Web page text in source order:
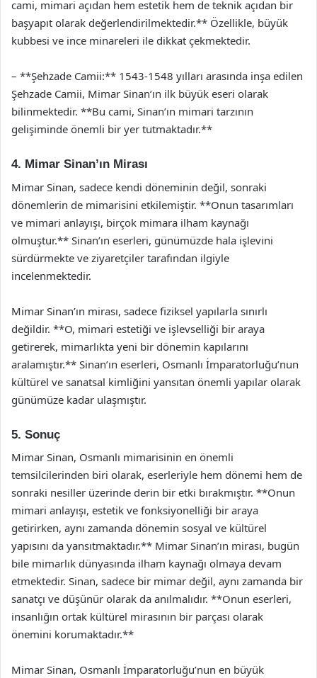
cami, mimari açıdan hem estetik hem de teknik açıdan bir
başyapıt olarak değerlendirilmektedir.** Özellikle, büyük
kubbesi ve ince minareleri ile dikkat çekmektedir.
– **Şehzade Camii:** 1543-1548 yılları arasında inşa edilen
Şehzade Camii, Mimar Sinan’ın ilk büyük eseri olarak
bilinmektedir. **Bu cami, Sinan’ın mimari tarzının
gelişiminde önemli bir yer tutmaktadır.**
4. Mimar Sinan’ın Mirası
Mimar Sinan, sadece kendi döneminin değil, sonraki
dönemlerin de mimarisini etkilemiştir. **Onun tasarımları
ve mimari anlayışı, birçok mimara ilham kaynağı
olmuştur.** Sinan’ın eserleri, günümüzde hala işlevini
sürdürmekte ve ziyaretçiler tarafından ilgiyle
incelenmektedir.
Mimar Sinan’ın mirası, sadece fiziksel yapılarla sınırlı
değildir. **O, mimari estetiği ve işlevselliği bir araya
getirerek, mimarlıkta yeni bir dönemin kapılarını
aralamıştır.** Sinan’ın eserleri, Osmanlı İmparatorluğu’nun
kültürel ve sanatsal kimliğini yansıtan önemli yapılar olarak
günümüze kadar ulaşmıştır.
5. Sonuç
Mimar Sinan, Osmanlı mimarisinin en önemli
temsilcilerinden biri olarak, eserleriyle hem dönemi hem de
sonraki nesiller üzerinde derin bir etki bırakmıştır. **Onun
mimari anlayışı, estetik ve fonksiyonelliği bir araya
getirirken, aynı zamanda dönemin sosyal ve kültürel
yapısını da yansıtmaktadır.** Mimar Sinan’ın mirası, bugün
bile mimarlık dünyasında ilham kaynağı olmaya devam
etmektedir. Sinan, sadece bir mimar değil, aynı zamanda bir
sanatçı ve düşünür olarak da anılmalıdır. **Onun eserleri,
insanlığın ortak kültürel mirasının bir parçası olarak
önemini korumaktadır.**
Mimar Sinan, Osmanlı İmparatorluğu’nun en büyük